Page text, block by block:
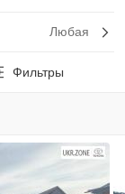
Любая
Фильтры